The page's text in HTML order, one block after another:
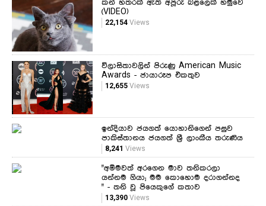
කන් හතරක් ඇති අපූරු බළලෙක් හමුවේ
(VIDEO)
22,154Views
විලාසිතාවලින් පිරුණු American Music
Awards - ජායාරූප එකතුව
12,655Views
ඉන්දියාව ජයගත් යොහානිගෙන් පසුව
පාකිස්තානය ජයගත් ශ්‍රී ලාංකීය තරුණිය
8,241 Views
"අම්මවත් අරගෙන මාව තනිකරලා
යන්නම ගියා; මම කොහොම දරාගන්නද
" - තනි වූ පියෙකුගේ කතාව
13,390Views